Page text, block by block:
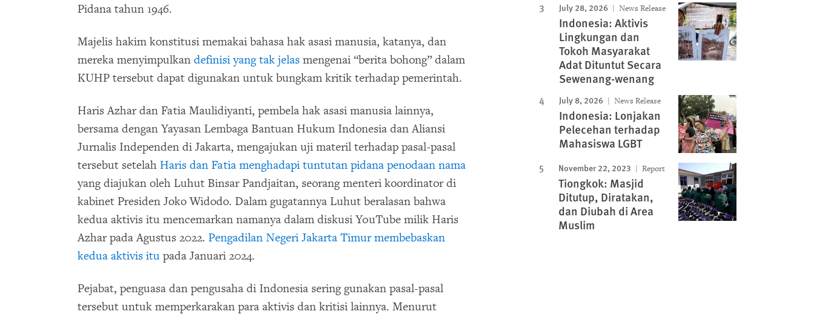
Pidana tahun 1946.
Majelis hakim konstitusi memakai bahasa hak asasi manusia, katanya, dan
mereka menyimpulkan definisi yang tak jelas mengenai “berita bohong” dalam
KUHP tersebut dapat digunakan untuk bungkam kritik terhadap pemerintah.
Haris Azhar dan Fatia Maulidiyanti, pembela hak asasi manusia lainnya,
bersama dengan Yayasan Lembaga Bantuan Hukum Indonesia dan Aliansi
Jurnalis Independen di Jakarta, mengajukan uji materil terhadap pasal-pasal
tersebut setelah Haris dan Fatia menghadapi tuntutan pidana penodaan nama
yang diajukan oleh Luhut Binsar Pandjaitan, seorang menteri koordinator di
kabinet Presiden Joko Widodo. Dalam gugatannya Luhut beralasan bahwa
kedua aktivis itu mencemarkan namanya dalam diskusi YouTube milik Haris
Azhar pada Agustus 2022. Pengadilan Negeri Jakarta Timur membebaskan
kedua aktivis itu pada Januari 2024.
Pejabat, penguasa dan pengusaha di Indonesia sering gunakan pasal-pasal
tersebut untuk memperkarakan para aktivis dan kritisi lainnya. Menurut
July 28, 2026 News Release
Indonesia: Aktivis
Lingkungan dan
Tokoh Masyarakat
Adat Dituntut Secara
Sewenang-wenang
July 8, 2026 News Release
Indonesia: Lonjakan
Pelecehan terhadap
Mahasiswa LGBT
November 22, 2023 Report
Tiongkok: Masjid
Ditutup, Diratakan,
dan Diubah di Area
Muslim